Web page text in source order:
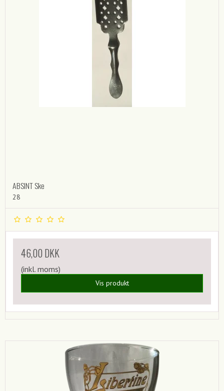
ABSINT Ske
28
46,00 DKK
(inkl. moms)
Vis produkt